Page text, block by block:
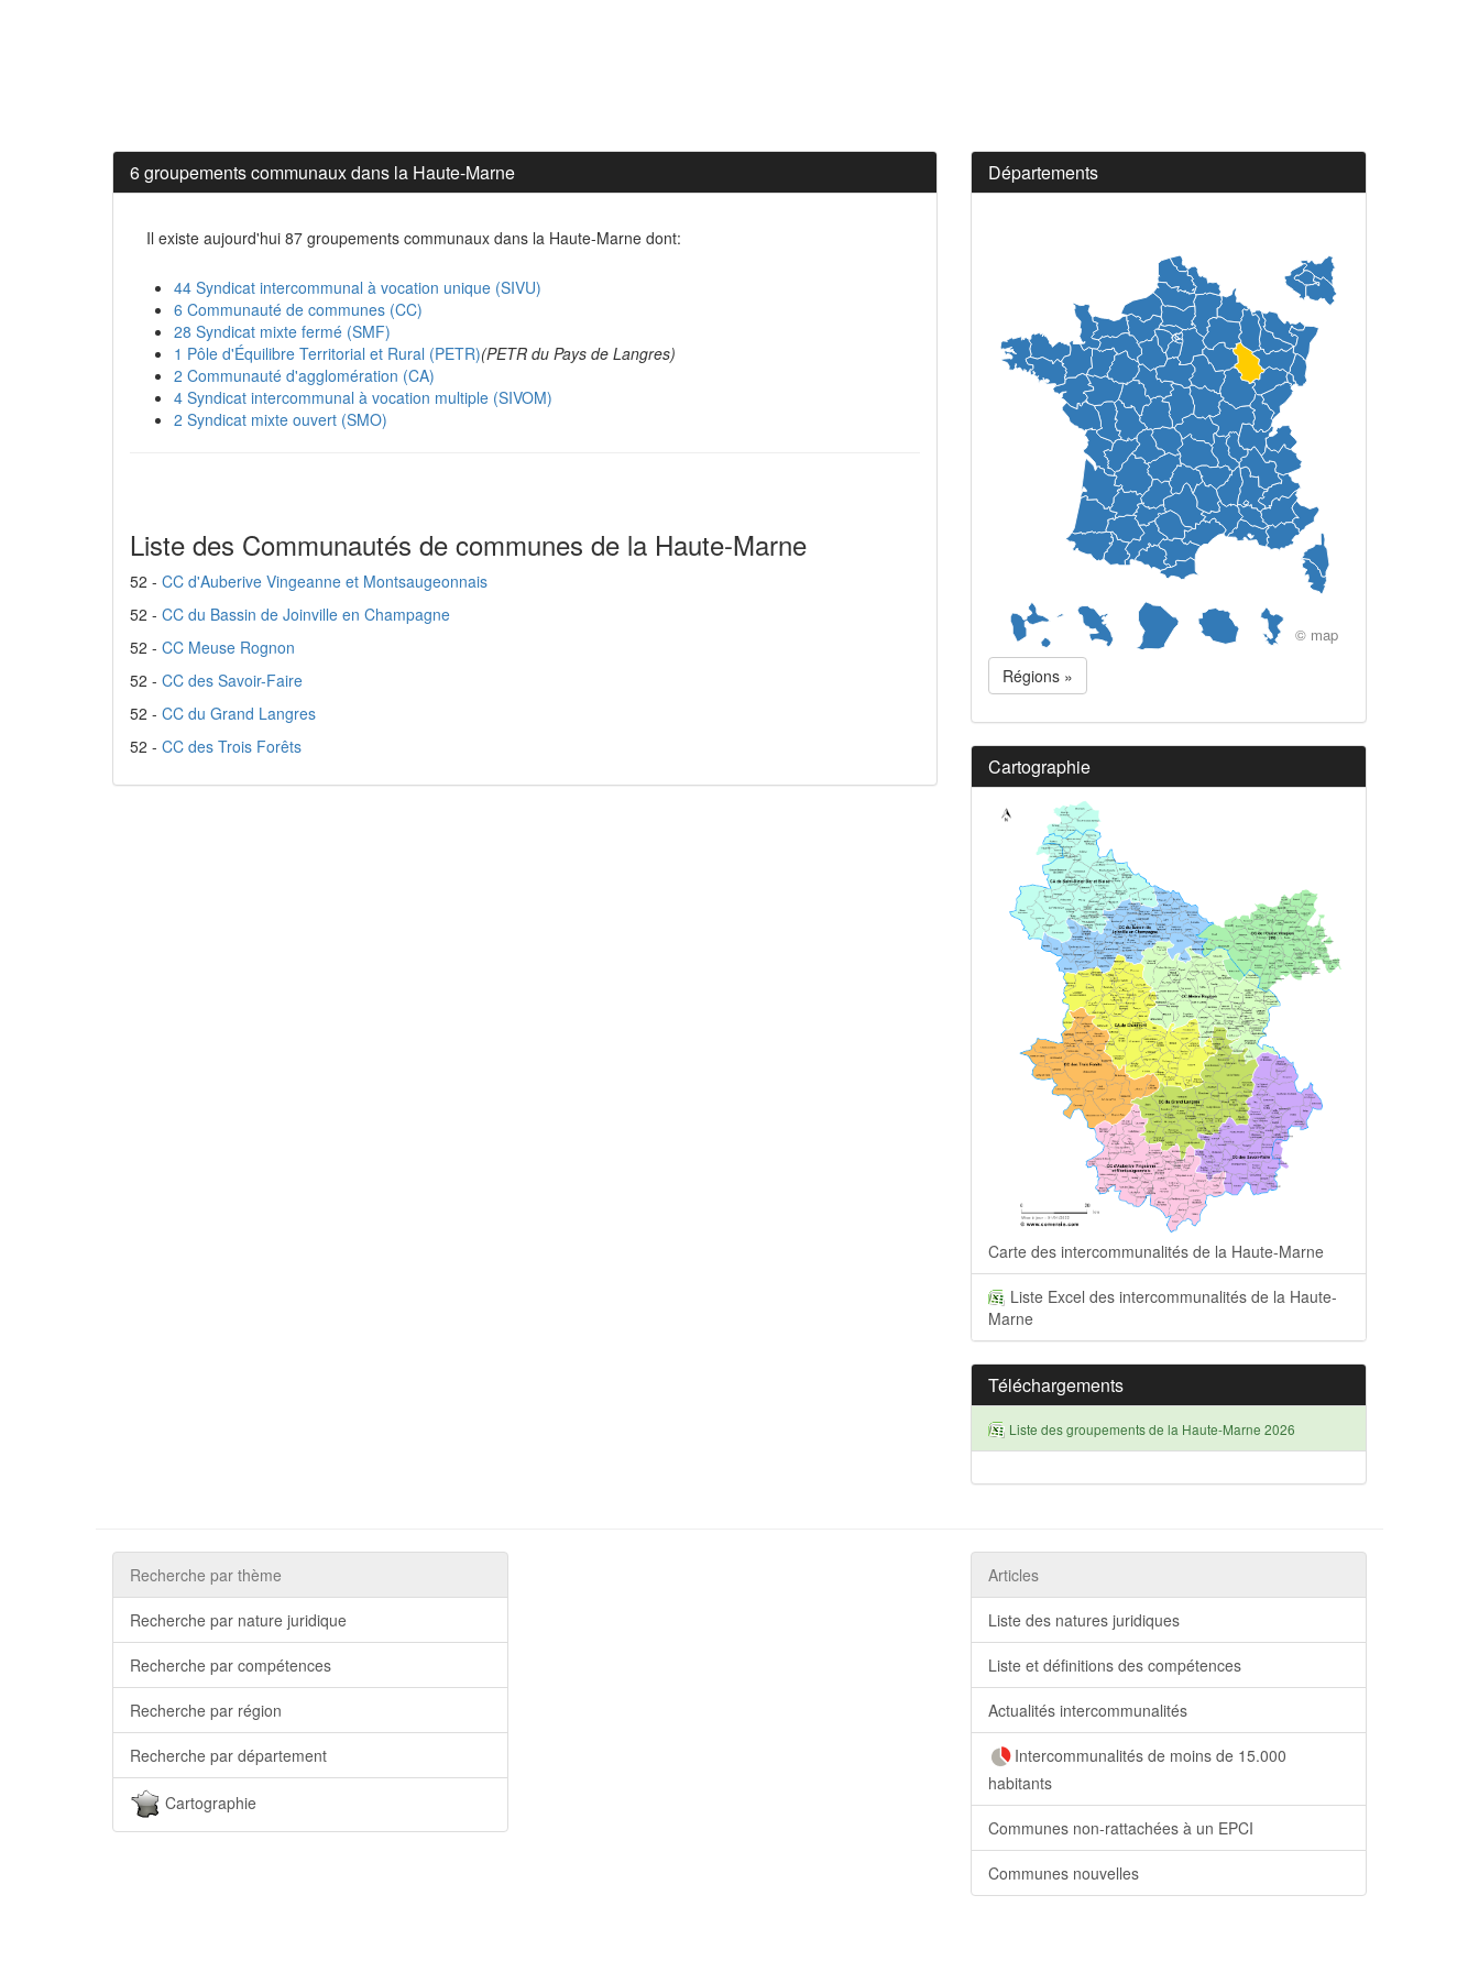
6 groupements communaux dans la Haute-Marne
Il existe aujourd'hui 87 groupements communaux dans la Haute-Marne dont:
44 Syndicat intercommunal à vocation unique (SIVU)
6 Communauté de communes (CC)
28 Syndicat mixte fermé (SMF)
1 Pôle d'Équilibre Territorial et Rural (PETR)(PETR du Pays de Langres)
2 Communauté d'agglomération (CA)
4 Syndicat intercommunal à vocation multiple (SIVOM)
2 Syndicat mixte ouvert (SMO)
Liste des Communautés de communes de la Haute-Marne
52 - CC d'Auberive Vingeanne et Montsaugeonnais
52 - CC du Bassin de Joinville en Champagne
52 - CC Meuse Rognon
52 - CC des Savoir-Faire
52 - CC du Grand Langres
52 - CC des Trois Forêts
Départements
© map
Régions »
Cartographie
Carte des intercommunalités de la Haute-Marne
Liste Excel des intercommunalités de la Haute-
Marne
Téléchargements
Liste des groupements de la Haute-Marne 2026
Recherche par thème
Recherche par nature juridique
Recherche par compétences
Recherche par région
Recherche par département
Cartographie
Articles
Liste des natures juridiques
Liste et définitions des compétences
Actualités intercommunalités
Intercommunalités de moins de 15.000
habitants
Communes non-rattachées à un EPCI
Communes nouvelles